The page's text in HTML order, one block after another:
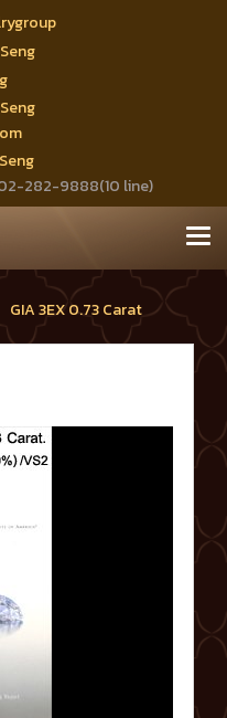
282-9888(10 line)
GIA 3EX 0.73 Carat